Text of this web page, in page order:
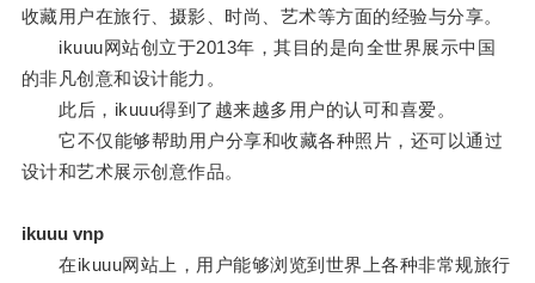
收藏用户在旅行、摄影、时尚、艺术等方面的经验与分享。
ikuuu网站创立于2013年，其目的是向全世界展示中国
的非凡创意和设计能力。
此后，ikuuu得到了越来越多用户的认可和喜爱。
它不仅能够帮助用户分享和收藏各种照片，还可以通过
设计和艺术展示创意作品。
ikuuu vnp
在ikuuu网站上，用户能够浏览到世界上各种非常规旅行